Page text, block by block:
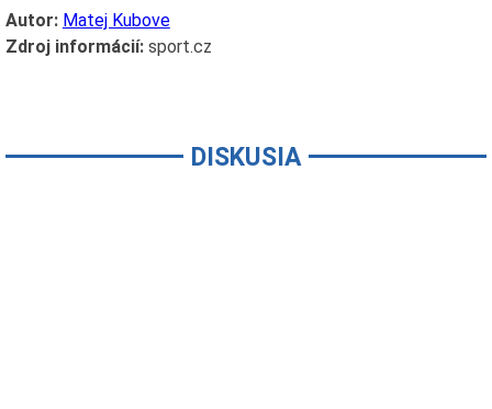
Autor: Matej Kubove
Zdroj informácií:sport.cz
DISKUSIA